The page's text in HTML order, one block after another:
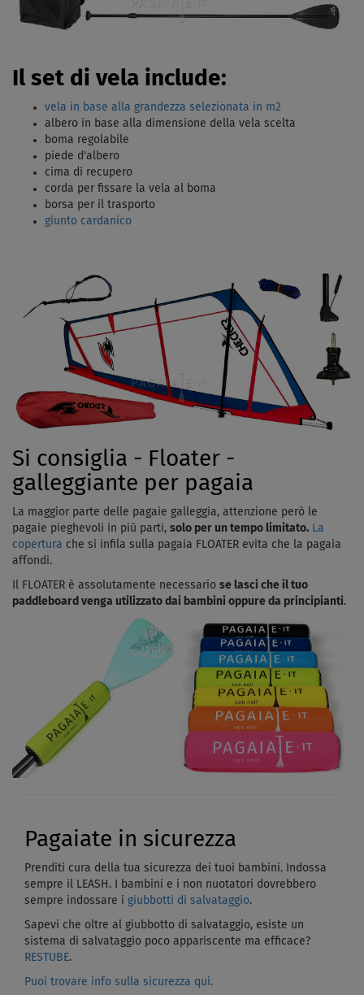
Il set di vela include:
vela in base alla grandezza selezionata in m2
albero in base alla dimensione della vela scelta
boma regolabile
piede d'albero
cima di recupero
corda per fissare la vela al boma
borsa per il trasporto
giunto cardanico
Si consiglia - Floater -
galleggiante per pagaia
La maggior parte delle pagaie galleggia, attenzione però le
pagaie pieghevoli in più parti, solo per un tempo limitato. La
copertura che si infila sulla pagaia FLOATER evita che la pagaia
affondi.
Il FLOATER è assolutamente necessario se lasci che il tuo
paddleboard venga utilizzato dai bambini oppure da principianti.
Pagaiate in sicurezza
Prenditi cura della tua sicurezza dei tuoi bambini. Indossa
sempre il LEASH. I bambini e i non nuotatori dovrebbero
sempre indossare i giubbotti di salvataggio.
Sapevi che oltre al giubbotto di salvataggio, esiste un
sistema di salvataggio poco appariscente ma efficace?
RESTUBE.
Puoi trovare info sulla sicurezza qui.